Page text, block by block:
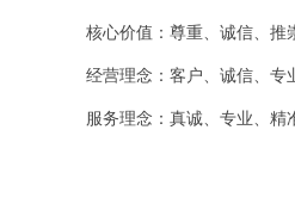
核心价值：尊重、诚信、推
经营理念：客户、诚信、专
服务理念：真诚、专业、精